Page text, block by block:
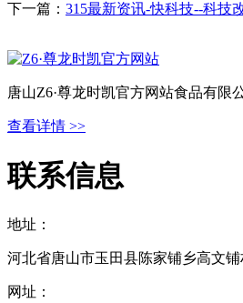
下一篇： 315最新资讯-快科技--科技
唐山Z6·尊龙时凯官方网站食品有
查看详情 >>
联系信息
地址：
河北省唐山市玉田县陈家铺乡高文
网址：